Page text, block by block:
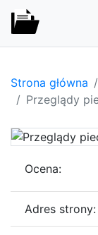
Strona główna
Przeglądy
Ocena:
Adres strony: